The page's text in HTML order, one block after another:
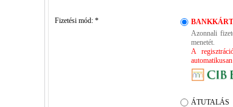
Fizetési mód: *
Azonnali
menetét.
A
ÁTUTALÁS